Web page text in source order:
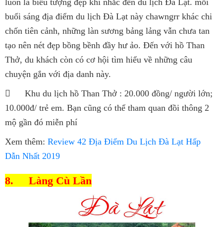
buổi sáng địa điểm du lịch Đà Lạt này chawngrr khác chi
chốn tiên cảnh, những làn sương bảng lảng vẫn chưa tan
tạo nên nét đẹp bồng bềnh đầy hư ảo. Đến với hồ Than
Thở, du khách còn có cơ hội tìm hiểu về những câu
chuyện gắn với địa danh này.

Khu du lịch hồ Than Thở : 20.000 đồng/ người lớn;
10.000đ/ trẻ em. Bạn cũng có thể tham quan đồi thông 2
mộ gần đó miễn phí
Xem thêm: Review 42 Địa Điểm Du Lịch Đà Lạt Hấp
Dẫn Nhất 2019
8. Làng Cù Lần